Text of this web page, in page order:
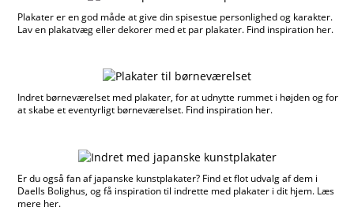
Plakater er en god måde at give din spisestue personlighed og karakter.
Lav en plakatvæg eller dekorer med et par plakater. Find inspiration her.
Indret børneværelset med plakater, for at udnytte rummet i højden og for
at skabe et eventyrligt børneværelset. Find inspiration her.
Er du også fan af japanske kunstplakater? Find et flot udvalg af dem i
Daells Bolighus, og få inspiration til indrette med plakater i dit hjem. Læs
mere her.